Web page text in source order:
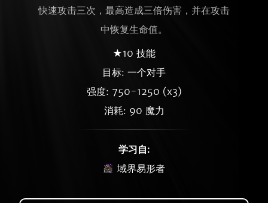
快速攻击三次，最高造成三倍伤害，并在攻击
中恢复生命值。
★10 技能
目标: 一个对手
强度: 750-1250 (x3)
消耗: 90 魔力
学习自:
域界易形者